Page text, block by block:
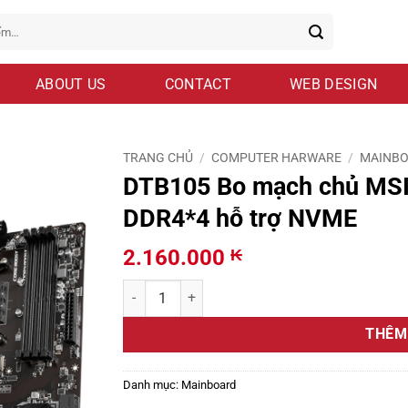
ABOUT US CONTACT WEB DESIGN
TRANG CHỦ / COMPUTER HARWARE /
DTB105 Bo mạch chủ
DDR4*4 hỗ trợ NVME
2.160.000 ₭
DTB105 Bo mạch chủ MSI B450-A PRO MAX
Danh mục: Mainboard